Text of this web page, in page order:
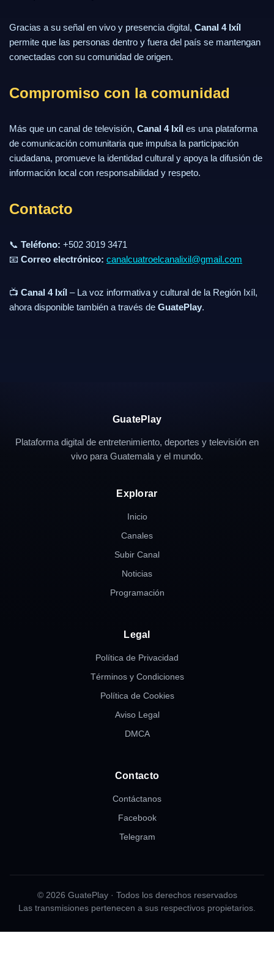
Gracias a su señal en vivo y presencia digital, Canal 4 Ixíl
permite que las personas dentro y fuera del país se mantengan
conectadas con su comunidad de origen.
Compromiso con la comunidad
Más que un canal de televisión, Canal 4 Ixíl es una plataforma
de comunicación comunitaria que impulsa la participación
ciudadana, promueve la identidad cultural y apoya la difusión de
información local con responsabilidad y respeto.
Contacto
📞 Teléfono: +502 3019 3471
📧 Correo electrónico: canalcuatroelcanalixil@gmail.com
📺 Canal 4 Ixíl – La voz informativa y cultural de la Región Ixíl,
ahora disponible también a través de GuatePlay.
GuatePlay
Plataforma digital de entretenimiento, deportes y televisión en
vivo para Guatemala y el mundo.
Explorar
Inicio
Canales
Subir Canal
Noticias
Programación
Legal
Política de Privacidad
Términos y Condiciones
Política de Cookies
Aviso Legal
DMCA
Contacto
Contáctanos
Facebook
Telegram
© 2026 GuatePlay · Todos los derechos reservados
Las transmisiones pertenecen a sus respectivos propietarios.